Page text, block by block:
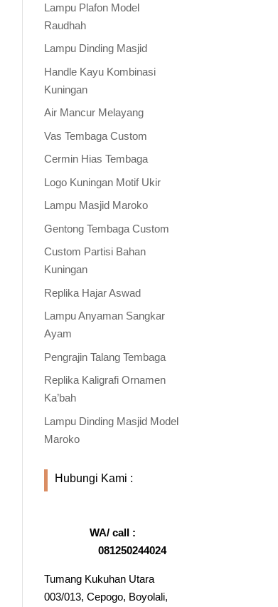
Lampu Plafon Model
Raudhah
Lampu Dinding Masjid
Handle Kayu Kombinasi
Kuningan
Air Mancur Melayang
Vas Tembaga Custom
Cermin Hias Tembaga
Logo Kuningan Motif Ukir
Lampu Masjid Maroko
Gentong Tembaga Custom
Custom Partisi Bahan
Kuningan
Replika Hajar Aswad
Lampu Anyaman Sangkar
Ayam
Pengrajin Talang Tembaga
Replika Kaligrafi Ornamen
Ka’bah
Lampu Dinding Masjid Model
Maroko
Hubungi Kami :
WA/ call :
081250244024
Tumang Kukuhan Utara
003/013, Cepogo, Boyolali,